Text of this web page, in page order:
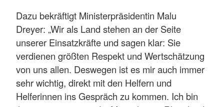
Dazu bekräftigt Ministerpräsidentin Malu
Dreyer: „Wir als Land stehen an der Seite
unserer Einsatzkräfte und sagen klar: Sie
verdienen größten Respekt und Wertschätzung
von uns allen. Deswegen ist es mir auch immer
sehr wichtig, direkt mit den Helfern und
Helferinnen ins Gespräch zu kommen. Ich bin